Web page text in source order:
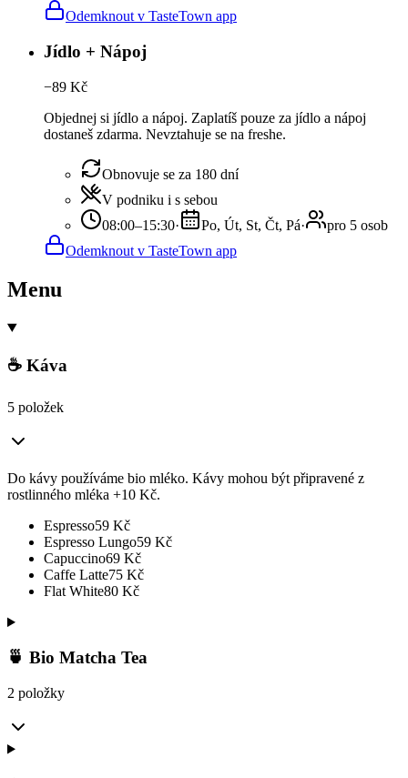
Odemknout v TasteTown app
Jídlo + Nápoj
−89 Kč
Objednej si jídlo a nápoj. Zaplatíš pouze za jídlo a nápoj
dostaneš zdarma. Nevztahuje se na freshe.
Obnovuje se za 180 dní
V podniku i s sebou
08:00–15:30· Po, Út, St, Čt, Pá·
pro 5 osob
Odemknout v TasteTown app
Menu
☕ Káva
5 položek
Do kávy používáme bio mléko. Kávy mohou být připravené z
rostlinného mléka +10 Kč.
Espresso59 Kč
Espresso Lungo59 Kč
Capuccino69 Kč
Caffe Latte75 Kč
Flat White80 Kč
🍵 Bio Matcha Tea
2 položky